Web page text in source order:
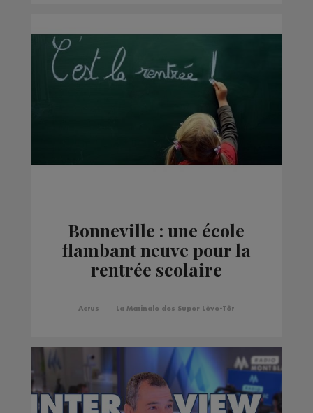
Bonneville : une école
flambant neuve pour la
rentrée scolaire
Actus La Matinale des Super Lève-Tôt